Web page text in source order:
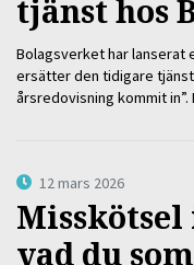
tjänst hos
Bolagsverket har lanserat
ersätter den tidigare
årsredovisning kommit
12 mars 2026
vad du